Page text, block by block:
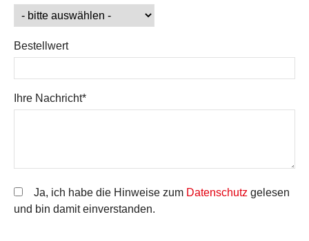
Bestellwert
Pflichtfeld
Ihre Nachricht*
Ja, ich habe die Hinweise zum Datenschutz gelesen
und bin damit einverstanden.